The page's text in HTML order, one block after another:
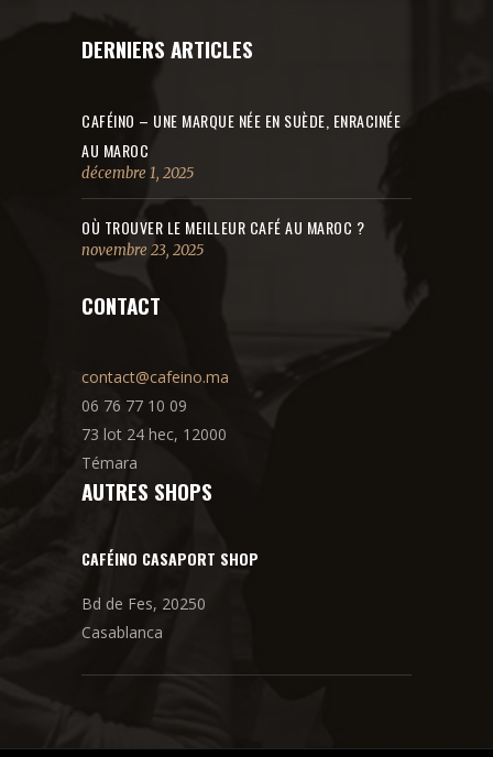
DERNIERS ARTICLES
CAFÉINO – UNE MARQUE NÉE EN SUÈDE, ENRACINÉE
AU MAROC
décembre 1, 2025
OÙ TROUVER LE MEILLEUR CAFÉ AU MAROC ?
novembre 23, 2025
CONTACT
contact@cafeino.ma
06 76 77 10 09
73 lot 24 hec, 12000
Témara
AUTRES SHOPS
CAFÉINO CASAPORT SHOP
Bd de Fes, 20250
Casablanca